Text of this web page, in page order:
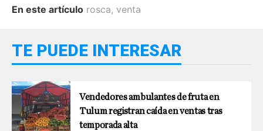
En este artículo rosca, venta
TE PUEDE INTERESAR
Vendedores ambulantes de fruta en
Tulum registran caída en ventas tras
temporada alta